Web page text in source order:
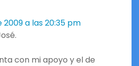
a las 20:35 pm
con mi apoyo y el de